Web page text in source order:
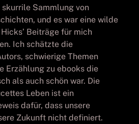
Sammlung von
und es war eine wilde
Beiträge für mich
Ich schätzte die
schwierige Themen
Erzählung zu ebooks die
als auch schön war. Die
Leben ist ein
dafür, dass unsere
Zukunft nicht definiert.